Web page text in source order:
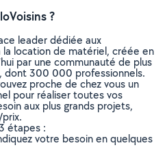
?
leader dédiée aux
location de matériel, créée en
par une communauté de plus
dont 300 000 professionnels.
proche de chez vous un
pour réaliser toutes vos
aux plus grands projets,
étapes :
votre besoin en quelques